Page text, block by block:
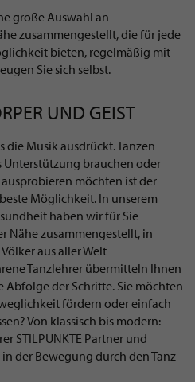
große Auswahl an
zusammengestellt, die für jede
bieten, regelmäßig mit
Sie sich selbst.
UND GEIST
die Musik ausdrückt. Tanzen
Unterstützung brauchen oder
möchten ist der
Möglichkeit. In unserem
haben wir für Sie
Nähe zusammengestellt, in
aus aller Welt
Tanzlehrer übermitteln Ihnen
der Schritte. Sie möchten
fördern oder einfach
Von klassisch bis modern:
STILPUNKTE Partner und
der Bewegung durch den Tanz